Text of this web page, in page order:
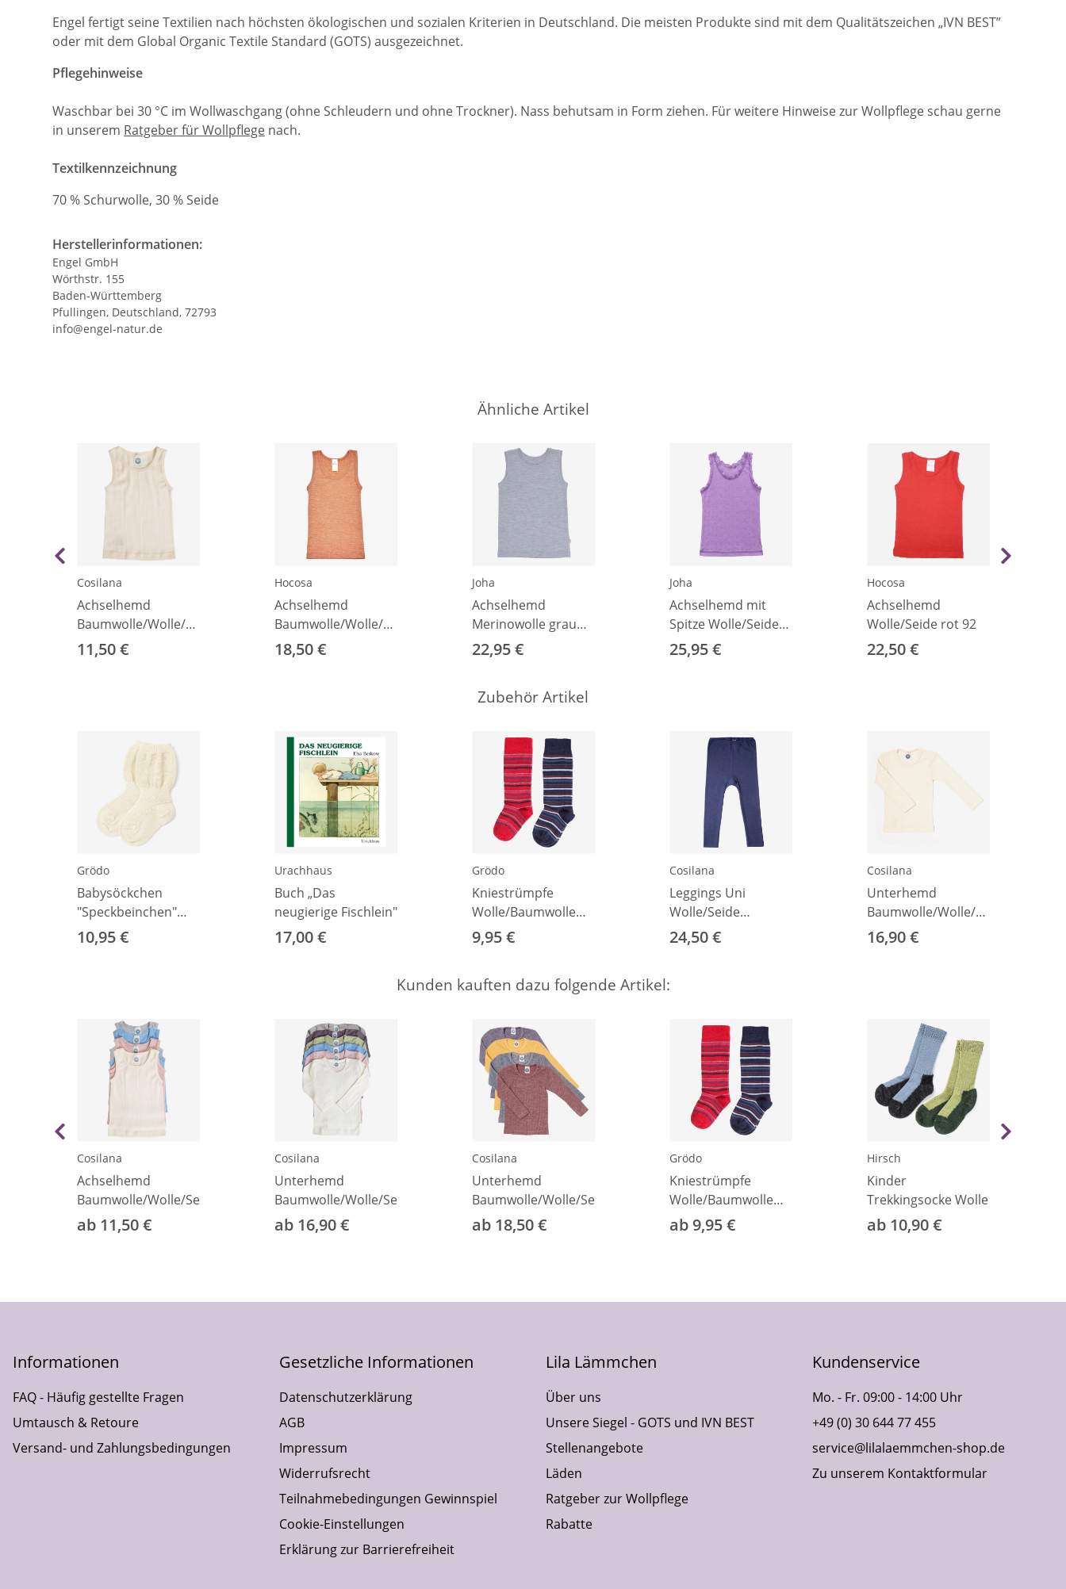
Engel fertigt seine Textilien nach höchsten ökologischen und sozialen Kriterien in Deutschland. Die meisten Produkte sind mit dem Qualitätszeichen „IVN BEST”
oder mit dem Global Organic Textile Standard (GOTS) ausgezeichnet.
Pflegehinweise
Waschbar bei 30 °C im Wollwaschgang (ohne Schleudern und ohne Trockner). Nass behutsam in Form ziehen. Für weitere Hinweise zur Wollpflege schau gerne
in unserem Ratgeber für Wollpflege nach.
Textilkennzeichnung
70 % Schurwolle, 30 % Seide
Herstellerinformationen:
Engel GmbH
Wörthstr. 155
Baden-Württemberg
Pfullingen, Deutschland, 72793
info@engel-natur.de
Ähnliche Artikel
Cosilana
Achselhemd
Baumwolle/Wolle/Seide
natur 92
11,50 €
Hocosa
Achselhemd
Baumwolle/Wolle/Seide
orange meliert 92
18,50 €
Joha
Achselhemd
Merinowolle grau
86/92
22,95 €
Joha
Achselhemd mit
Spitze Wolle/Seide
lila 86/92
25,95 €
Hocosa
Achselhemd
Wolle/Seide rot 92
22,50 €
Zubehör Artikel
Grödo
Babysöckchen
"Speckbeinchen"
Wolle natur 00
10,95 €
Urachhaus
Buch „Das
neugierige Fischlein"
17,00 €
Grödo
Kniestrümpfe
Wolle/Baumwolle
Ringel 19-22
marine/burgund/wollweiß
9,95 €
Cosilana
Leggings Uni
Wolle/Seide
marineblau 92
24,50 €
Cosilana
Unterhemd
Baumwolle/Wolle/Seide
natur 92
16,90 €
Kunden kauften dazu folgende Artikel:
Cosilana
Achselhemd
Baumwolle/Wolle/Seide
ab 11,50 €
Cosilana
Unterhemd
Baumwolle/Wolle/Seide
ab 16,90 €
Cosilana
Unterhemd
Baumwolle/Wolle/Seide
ab 18,50 €
Grödo
Kniestrümpfe
Wolle/Baumwolle
Ringel
ab 9,95 €
Hirsch
Kinder
Trekkingsocke Wolle
ab 10,90 €
Informationen
FAQ - Häufig gestellte Fragen
Umtausch & Retoure
Versand- und Zahlungsbedingungen
Gesetzliche Informationen
Datenschutzerklärung
AGB
Impressum
Widerrufsrecht
Teilnahmebedingungen Gewinnspiel
Cookie-Einstellungen
Erklärung zur Barrierefreiheit
Lila Lämmchen
Über uns
Unsere Siegel - GOTS und IVN BEST
Stellenangebote
Läden
Ratgeber zur Wollpflege
Rabatte
Kundenservice
Mo. - Fr. 09:00 - 14:00 Uhr
+49 (0) 30 644 77 455
service@lilalaemmchen-shop.de
Zu unserem Kontaktformular